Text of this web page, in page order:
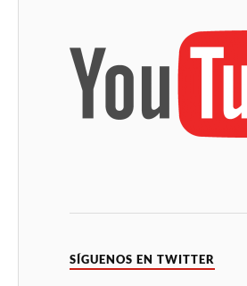
SÍGUENOS EN TWITTER